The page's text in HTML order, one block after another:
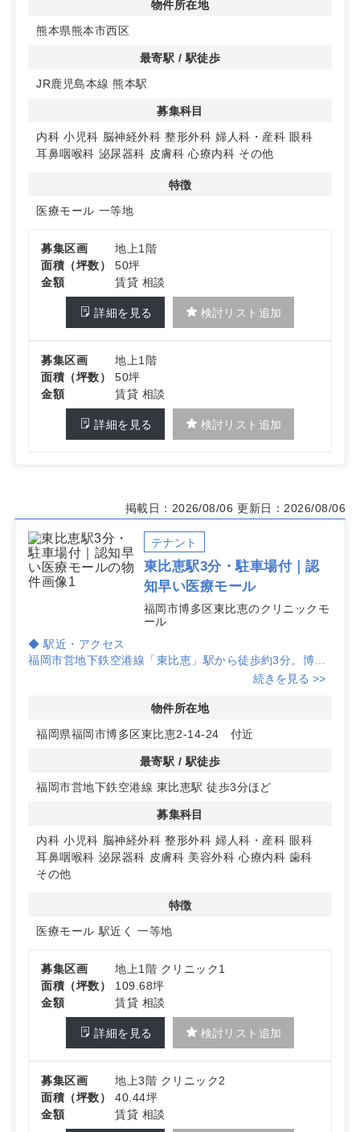
き、開業初期の早期認知と集患力の醸成につなげやすい立
◆病診連携に適した周辺医療環境
連携を見据えた診療体制の構築に適しています。救急・専
やすく、地域医療への貢献度を高めやすい環境です。
◆複合施設×柔軟区画で計画しやすい
に応じた検討が可能。約2,480坪の敷地規模を活かした配
しやすい点が特徴です。契約は定期建物賃貸借30年。詳
物件所在地
熊本県熊本市西区
最寄駅 / 駅徒歩
JR鹿児島本線 熊本駅
募集科目
内科 小児科 脳神経外科 整形外科 婦人科・産科 眼科
耳鼻咽喉科 泌尿器科 皮膚科 心療内科 その他
特徴
医療モール 一等地
募集区画
地上1階
面積（坪数）
50坪
金額
賃貸 相談
詳細を見る 検討リスト追加
募集区画
地上1階
面積（坪数）
50坪
金額
賃貸 相談
詳細を見る 検討リスト追加
掲載日：2026/08/06 更新日：2026/08/06
テナント
東比恵駅3分・駐車場付｜認
知早い医療モール
福岡市博多区東比恵のクリニックモ
ール
◆ 駅近・アクセス
福岡市営地下鉄空港線「東比恵」駅から徒歩約3分。博多
区東比恵の中心エリアかつ駐車場・エレベーター完備で、
◆ 相乗効果と早期認知
2階フィットネス、4階および3階一部のオフィスが内定
ため地域での場所認知が進みやすく、初期の集患力向上を
◆ 多科目に対応しやすい計画性
医療モール計画のため区画の組み合わせでまとまった広さ
の確保が可能。内科・小児科・整形外科・耳鼻咽喉科・皮
が優先です。詳細はお問い合わせください。
続きを見る >>
物件所在地
福岡県福岡市博多区東比恵2-14-24 付近
最寄駅 / 駅徒歩
福岡市営地下鉄空港線 東比恵駅 徒歩3分ほど
募集科目
内科 小児科 脳神経外科 整形外科 婦人科・産科 眼科
耳鼻咽喉科 泌尿器科 皮膚科 美容外科 心療内科 歯科
その他
特徴
医療モール 駅近く 一等地
募集区画
地上1階 クリニック1
面積（坪数）
109.68坪
金額
賃貸 相談
詳細を見る 検討リスト追加
募集区画
地上3階 クリニック2
面積（坪数）
40.44坪
金額
賃貸 相談